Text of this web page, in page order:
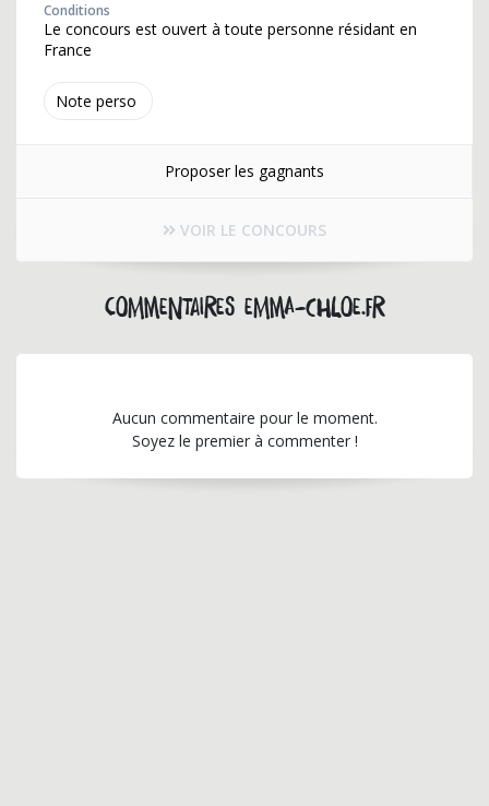
Note perso
Conditions
Le concours est ouvert à toute personne résidant en
France
Proposer les gagnants
VOIR LE CONCOURS
Commentaires emma-chloe.fr
Aucun commentaire pour le moment.
Soyez le premier à commenter !